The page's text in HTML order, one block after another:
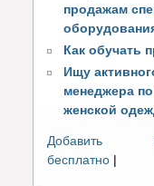
продажам
Как обучать
Ищу
менеджера
женской
Добавить
бесплатно |